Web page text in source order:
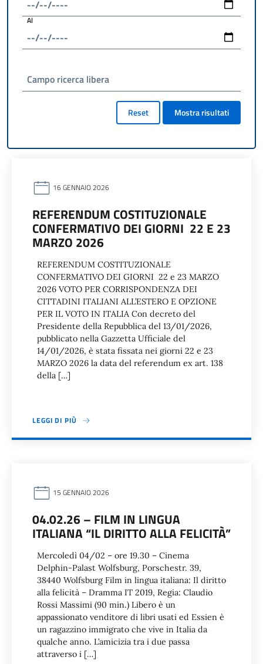
Al
Campo ricerca libera
Reset Mostra risultati
16 GENNAIO 2026
REFERENDUM COSTITUZIONALE
CONFERMATIVO DEI GIORNI 22 E 23
MARZO 2026
REFERENDUM COSTITUZIONALE
CONFERMATIVO DEI GIORNI 22 e 23 MARZO
2026 VOTO PER CORRISPONDENZA DEI
CITTADINI ITALIANI ALL’ESTERO E OPZIONE
PER IL VOTO IN ITALIA Con decreto del
Presidente della Repubblica del 13/01/2026,
pubblicato nella Gazzetta Ufficiale del
14/01/2026, è stata fissata nei giorni 22 e 23
MARZO 2026 la data del referendum ex art. 138
della […]
LEGGI DI PIÙ
15 GENNAIO 2026
04.02.26 – FILM IN LINGUA
ITALIANA “IL DIRITTO ALLA FELICITÀ”
Mercoledì 04/02 – ore 19.30 – Cinema
Delphin-Palast Wolfsburg, Porschestr. 39,
38440 Wolfsburg Film in lingua italiana: Il diritto
alla felicità – Dramma IT 2019, Regia: Claudio
Rossi Massimi (90 min.) Libero è un
appassionato venditore di libri usati ed Essien è
un ragazzino immigrato che vive in Italia da
qualche anno. L’amicizia tra i due passa
attraverso i […]